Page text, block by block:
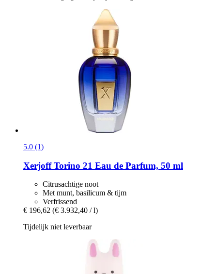
5.0 (1)
XerjoffTorino 21 Eau de Parfum, 50 ml
Citrusachtige noot
Met munt, basilicum & tijm
Verfrissend
€ 196,62 (€ 3.932,40 / l)
Tijdelijk niet leverbaar